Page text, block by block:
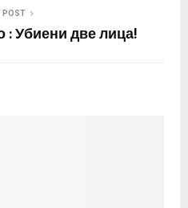
POST
: Убиени две лица!